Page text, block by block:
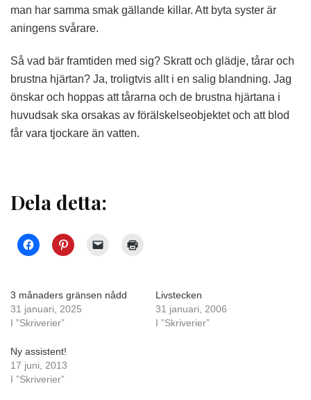
man har samma smak gällande killar. Att byta syster är
aningens svårare.
Så vad bär framtiden med sig? Skratt och glädje, tårar och
brustna hjärtan? Ja, troligtvis allt i en salig blandning. Jag
önskar och hoppas att tårarna och de brustna hjärtana i
huvudsak ska orsakas av förälskelseobjektet och att blod
får vara tjockare än vatten.
Dela detta:
3 månaders gränsen nådd
31 januari, 2025
I ”Skriverier”
Livstecken
31 januari, 2006
I ”Skriverier”
Ny assistent!
17 juni, 2013
I ”Skriverier”